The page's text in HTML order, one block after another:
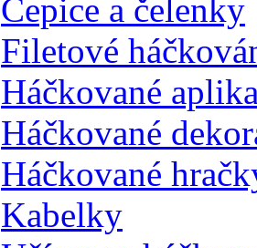
Čepice a čelenky
Filetové
Háčkované
Háčkované
Háčkované
Kabelky